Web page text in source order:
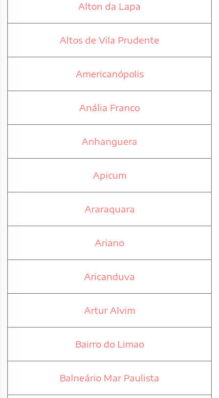
Alton da Lapa
Altos de Vila Prudente
Americanópolis
Anália Franco
Anhanguera
Apicum
Araraquara
Ariano
Aricanduva
Artur Alvim
Bairro do Limao
Balneário Mar Paulista